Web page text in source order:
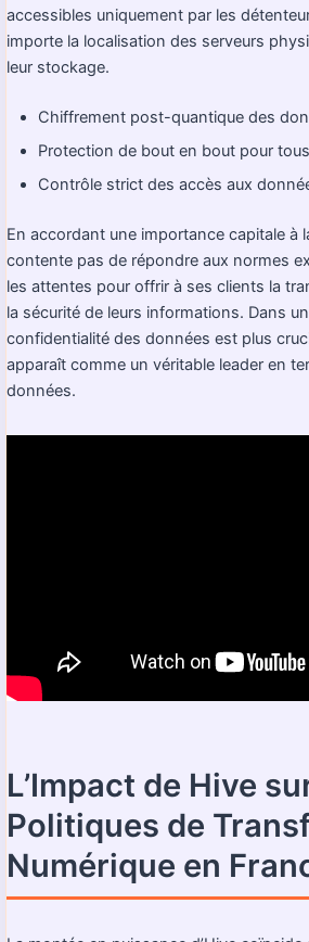
accessibles uniquement par les
importe la localisation des serveurs
leur stockage.
Chiffrement post-quantique des
Protection de bout en bout pour
Contrôle strict des accès aux
En accordant une importance capitale à
contente pas de répondre aux normes
les attentes pour offrir à ses clients la
la sécurité de leurs informations. Dans
confidentialité des données est plus
apparaît comme un véritable leader en
données.
L’Impact de Hive
Politiques de
Numérique en